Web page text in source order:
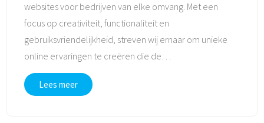
websites voor bedrijven van elke omvang. Met een
focus op creativiteit, functionaliteit en
gebruiksvriendelijkheid, streven wij ernaar om unieke
online ervaringen te creëren die de…
Lees meer